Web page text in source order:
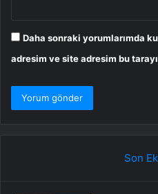
Daha sonraki yorumlarımda
adresim ve site adresim bu
Son